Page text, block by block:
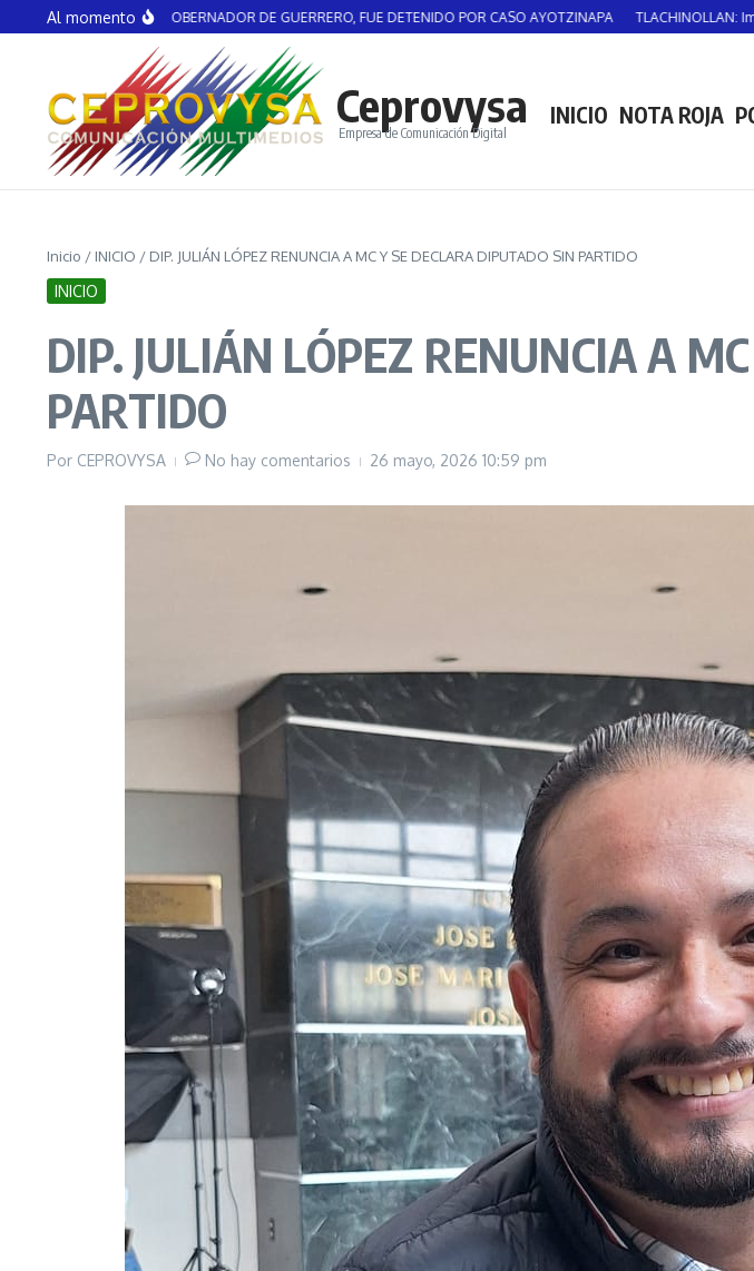
Saltar al contenido
Al momento
AGUIRRE, EX GOBERNADOR DE GUERRERO, FUE DETENIDO POR CASO AYOTZINAPA TLACHINOLLAN:
Ceprovysa
Empresa de Comunicación Digital
INICIO NOTA ROJA
Inicio / INICIO / DIP. JULIÁN LÓPEZ RENUNCIA A MC Y SE DECLARA DIPUTADO SIN PARTIDO
INICIO
DIP. JULIÁN LÓPEZ RENUNCIA A
PARTIDO
Por CEPROVYSA No hay comentarios 26 mayo, 2026 10:59 pm